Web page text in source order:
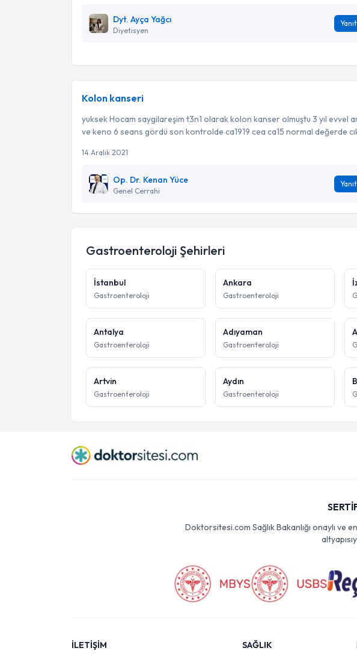
Dyt. Ayça Yağcı
Diyetisyen
Kolon kanseri
yuksek Hocam saygilareşim t3n1 olarak kolon kanser olmuştu 3 yıl evvel
ve keno 6 seans gördü son kontrolde ca1919 cea ca15 normal değerde
14 Aralık 2021
Op. Dr. Kenan Yüce
Genel Cerrahi
Gastroenteroloji Şehirleri
İstanbul
Gastroenteroloji
Ankara
Gastroenteroloji
Antalya
Gastroenteroloji
Adıyaman
Gastroenteroloji
Artvin
Gastroenteroloji
Aydın
Gastroenteroloji
Doktorsitesi.com Sağlık Bakanlığı onaylı ve
İLETİŞİM
SAĞLIK